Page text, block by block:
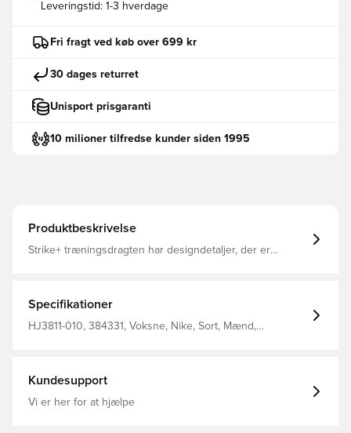
Leveringstid: 1-3 hverdage
Fri fragt ved køb over 699 kr
30 dages returret
Unisport prisgaranti
10 milioner tilfredse kunder siden 1995
Produktbeskrivelse
Strike+ træningsdragten har designdetaljer, der er
strikstof holder dig tør og fokuseret, når du varmer op og
uden for banen.
Specifikationer
HJ3811-010, 384331, Voksne, Nike, Sort, Mænd,
Kundesupport
Vi er her for at hjælpe